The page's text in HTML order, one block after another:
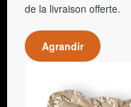
de la livraison offerte.
Agrandir